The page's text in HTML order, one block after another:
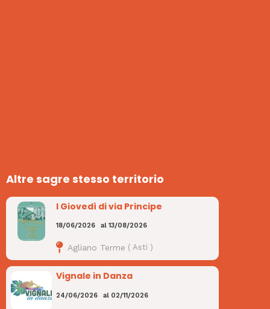
Altre sagre stesso territorio
I Giovedì di via Principe
18/06/2026 al 13/08/2026
Agliano Terme ( Asti )
Vignale in Danza
24/06/2026 al 02/11/2026